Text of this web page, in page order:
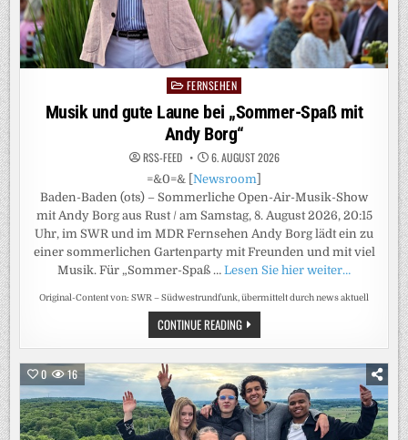
PostedFERNSEHEN
Musik und gute Laune bei „Sommer-Spaß mit
Andy Borg“
RSS-FEED 6. AUGUST 2026
=&0=& [ Newsroom
Baden-Baden (ots) – Sommerliche Open-Air-Musik-Show
mit Andy Borg aus Rust / am Samstag, 8. August 2026, 20:15
Uhr, im SWR und im MDR Fernsehen Andy Borg lädt ein zu
einer sommerlichen Gartenparty mit Freunden und mit viel
Musik. Für „Sommer-Spaß … Lesen Sie hier weiter…
Original-Content von: SWR – Südwestrundfunk, übermittelt durch news aktuell
CONTINUE READINGMUSIK
UND
GUTE
BEI
„SOMMER-
SPASS M
IT A
NDY B
ORG“
0 16